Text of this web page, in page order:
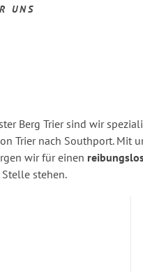
UNS
Berg Trier sind wir
Trier nach Southport. Mit
wir für einen
stehen.